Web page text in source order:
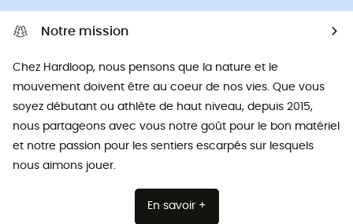
Notre mission
Chez Hardloop, nous pensons que la nature et le
mouvement doivent être au coeur de nos vies. Que vous
soyez débutant ou athlète de haut niveau, depuis 2015,
nous partageons avec vous notre goût pour le bon matériel
et notre passion pour les sentiers escarpés sur lesquels
nous aimons jouer.
En savoir +